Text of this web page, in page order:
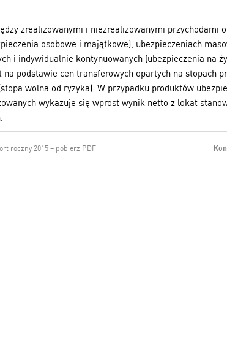
zrealizowanymi i niezrealizowanymi przychodami
osobowe i majątkowe), ubezpieczeniach
i indywidualnie kontynuowanych (ubezpieczenia na
na podstawie cen transferowych opartych na stopach
wolna od ryzyka). W przypadku produktów
wykazuje się wprost wynik netto z lokat
roczny 2015 – pobierz PDF